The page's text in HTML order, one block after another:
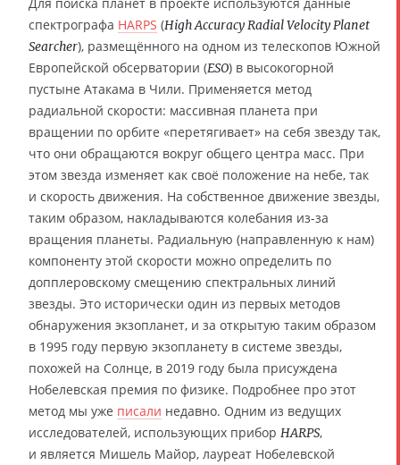
спектрографа HARPS (High Accuracy Radial Velocity Planet
Searcher), размещённого на одном из телескопов Южной
Европейской обсерватории (ESO) в высокогорной
пустыне Атакама в Чили. Применяется метод
радиальной скорости: массивная планета при
вращении по орбите «перетягивает» на себя звезду так,
что они обращаются вокруг общего центра масс. При
этом звезда изменяет как своё положение на небе, так
и скорость движения. На собственное движение звезды,
таким образом, накладываются колебания из-за
вращения планеты. Радиальную (направленную к нам)
компоненту этой скорости можно определить по
допплеровскому смещению спектральных линий
звезды. Это исторически один из первых методов
обнаружения экзопланет, и за открытую таким образом
в 1995 году первую экзопланету в системе звезды,
похожей на Солнце, в 2019 году была присуждена
Нобелевская премия по физике. Подробнее про этот
метод мы уже писали недавно. Одним из ведущих
исследователей, использующих прибор HARPS,
и является Мишель Майор, лауреат Нобелевской